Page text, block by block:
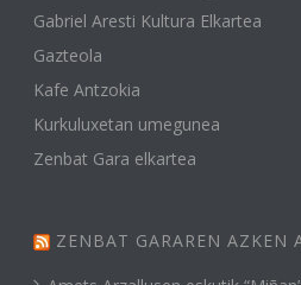
Gabriel Aresti Kultura Elkartea
Gazteola
Kafe Antzokia
Kurkuluxetan umegunea
Zenbat Gara elkartea
ZENBAT GARAREN AZKEN